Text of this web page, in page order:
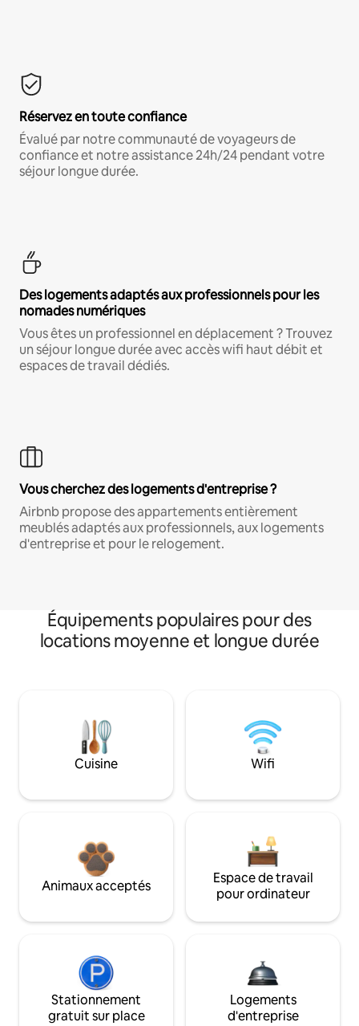
Réservez en toute confiance
Évalué par notre communauté de voyageurs de
confiance et notre assistance 24h/24 pendant votre
séjour longue durée.
Des logements adaptés aux professionnels pour les
nomades numériques
Vous êtes un professionnel en déplacement ? Trouvez
un séjour longue durée avec accès wifi haut débit et
espaces de travail dédiés.
Vous cherchez des logements d'entreprise ?
Airbnb propose des appartements entièrement
meublés adaptés aux professionnels, aux logements
d'entreprise et pour le relogement.
Équipements populaires pour des
locations moyenne et longue durée
Cuisine Wifi
Animaux acceptés
Espace de travail
pour ordinateur
Stationnement
gratuit sur place
Logements
d'entreprise